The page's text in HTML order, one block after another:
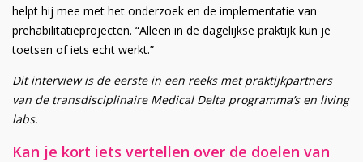
helpt hij mee met het onderzoek en de implementatie van
prehabilitatieprojecten. “Alleen in de dagelijkse praktijk kun je
toetsen of iets echt werkt.”
Dit interview is de eerste in een reeks met praktijkpartners
van de transdisciplinaire Medical Delta programma’s en living
labs.
Kan je kort iets vertellen over de doelen van